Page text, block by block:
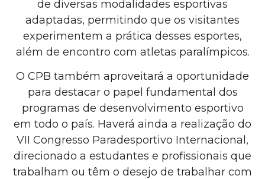
de diversas modalidades esportivas
adaptadas, permitindo que os visitantes
experimentem a prática desses esportes,
além de encontro com atletas paralímpicos.
O CPB também aproveitará a oportunidade
para destacar o papel fundamental dos
programas de desenvolvimento esportivo
em todo o país. Haverá ainda a realização do
VII Congresso Paradesportivo Internacional,
direcionado a estudantes e profissionais que
trabalham ou têm o desejo de trabalhar com